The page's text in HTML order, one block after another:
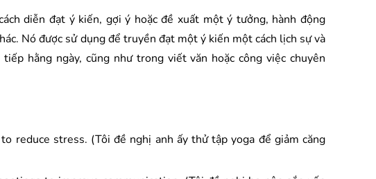
diễn đạt ý kiến, gợi ý hoặc đề xuất một ý tưởng, hành động
Nó được sử dụng để truyền đạt một ý kiến một cách lịch sự và
hằng ngày, cũng như trong viết văn hoặc công việc chuyên
reduce stress. (Tôi đề nghị anh ấy thử tập yoga để giảm căng